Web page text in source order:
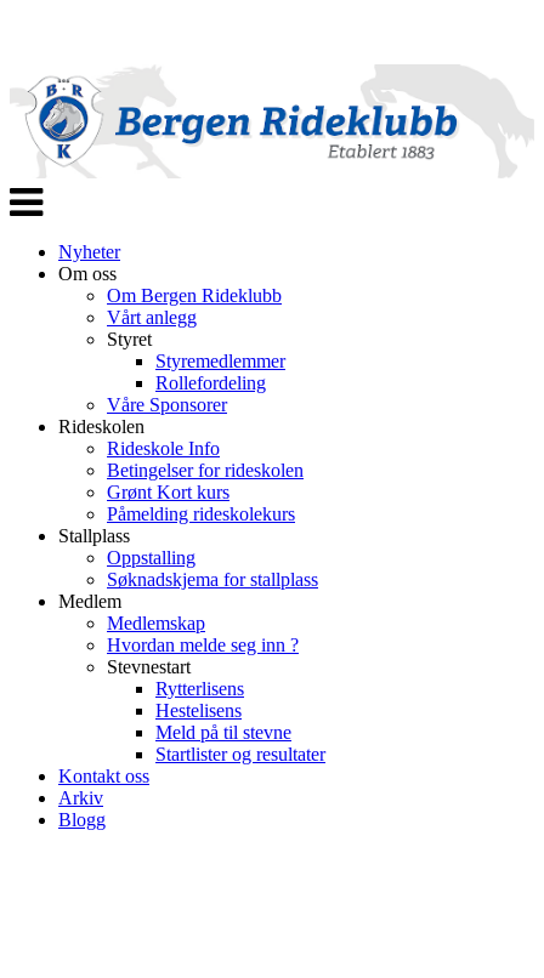
Veksle
navigasjon
Nyheter
Om oss
Om Bergen Rideklubb
Vårt anlegg
Styret
Styremedlemmer
Rollefordeling
Våre Sponsorer
Rideskolen
Rideskole Info
Betingelser for rideskolen
Grønt Kort kurs
Påmelding rideskolekurs
Stallplass
Oppstalling
Søknadskjema for stallplass
Medlem
Medlemskap
Hvordan melde seg inn ?
Stevnestart
Rytterlisens
Hestelisens
Meld på til stevne
Startlister og resultater
Kontakt oss
Arkiv
Blogg